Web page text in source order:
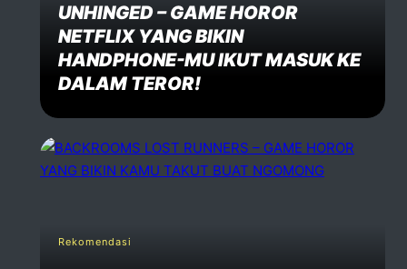
UNHINGED – GAME HOROR
NETFLIX YANG BIKIN
HANDPHONE-MU IKUT MASUK KE
DALAM TEROR!
Rekomendasi